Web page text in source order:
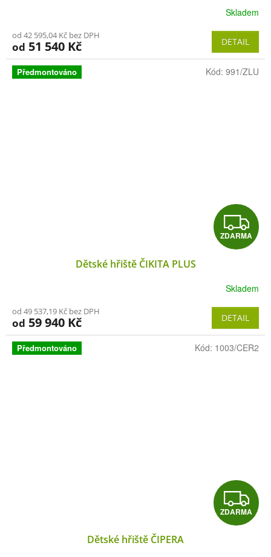
R
M
A
Skladem
od 42 595,04 Kč bez DPH
od 51 540 Kč DETAIL
Předmontováno
Z
D
R
M
A
ZDARMA
Dětské hřiště ČIKITA PLUS
Skladem
od 49 537,19 Kč bez DPH
od 59 940 Kč DETAIL
Kód: 991/ZLU
Předmontováno
Z
D
ZDARMA
Dětské hřiště ČIPERA
Kód: 1003/CER2